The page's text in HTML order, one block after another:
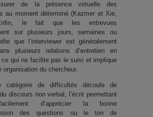
de la présence virtuelle des
au moment déterminé (Kazmer et Xie,
le fait que les entrevues
sur plusieurs jours, semaines ou
que l’interviewer est généralement
plusieurs relations d’entretien en
ce qui ne facilite pas le suivi et implique
organisation du chercheur.
catégorie de difficultés découle de
du discours non verbal, l’écrit permettant
d’apprécier la bonne
des questions ou le ton de